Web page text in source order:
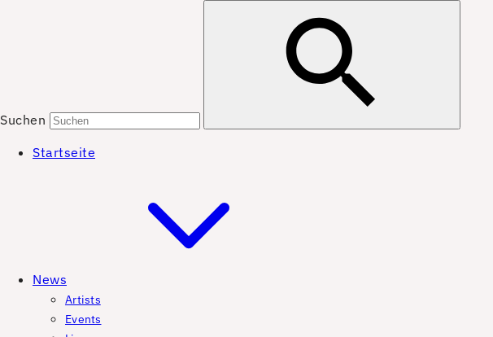
Suchen
Startseite
News
Artists
Events